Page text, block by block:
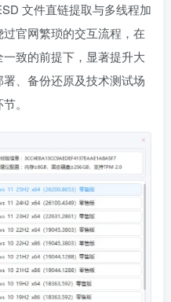
文件直链提取与多线程加
官网繁琐的交互流程，在
致的前提下，显著提升大
、备份还原及技术测试场
。